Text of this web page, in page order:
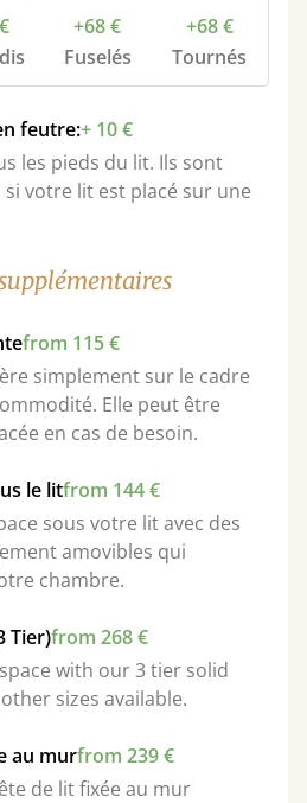
+68 €
Fuselés
+68 €
Tournés
feutre:+ 10 €
les pieds du lit. Ils sont
votre lit est placé sur une
from 115 €
simplement sur le cadre
Elle peut être
en cas de besoin.
le litfrom 144 €
sous votre lit avec des
amovibles qui
chambre.
Tier)from 268 €
with our 3 tier solid
sizes available.
au murfrom 239 €
de lit fixée au mur